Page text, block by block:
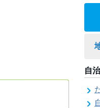
自